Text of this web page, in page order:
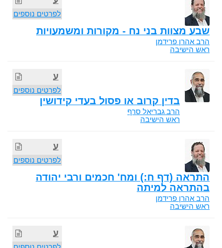
לפרטים נוספים
שבע מצוות בני נח - מקורות ומשמעויות
הרב אהרן פרידמן
ראש הישיבה
ע
לפרטים נוספים
בדין קרוב או פסול בעדי קידושין
הרב גבריאל סרף
ראש הישיבה
ע
לפרטים נוספים
התראה (דף ח:) ומח' חכמים ורבי יהודה
בהתראה למיתה
הרב אהרן פרידמן
ראש הישיבה
ע